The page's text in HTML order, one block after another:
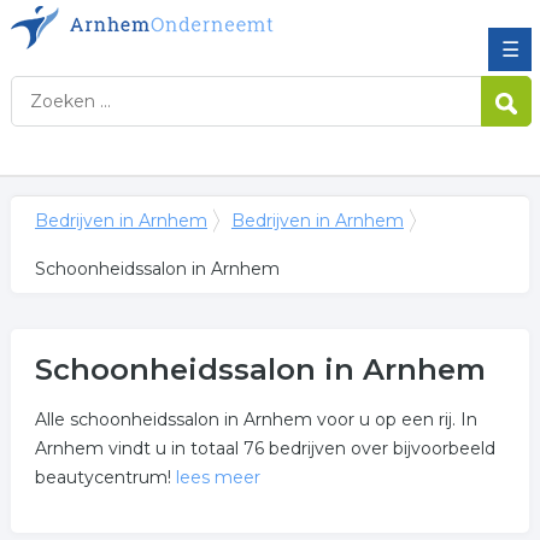
☰
Bedrijven in Arnhem Bedrijven in Arnhem
Schoonheidssalon in Arnhem
Schoonheidssalon in Arnhem
Alle schoonheidssalon in Arnhem voor u op een rij. In
Arnhem vindt u in totaal 76 bedrijven over bijvoorbeeld
beautycentrum! lees meer